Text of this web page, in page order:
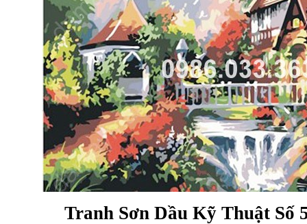
Tranh Sơn Dầu Kỹ Thuật Số